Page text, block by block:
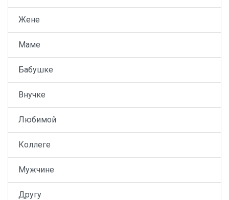
Жене
Маме
Бабушке
Внучке
Любимой
Коллеге
Мужчине
Другу